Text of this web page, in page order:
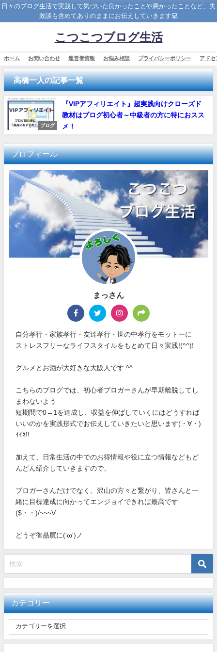
日々のブログ生活で実践して気づいた良かったことや悪かったことなど、失
敗談も含めてありのままにお伝えしていきます💻
こつこつブログ生活
ホーム お問い合わせ 運営者情報 お悩み相談 プライバシーポリシー アドセ
高橋一人の記事一覧
ブログ
『VIPアフィリエイト』超実践向けクローズド
教材はブログ初心者～中級者の方に特におスス
メ！
プロフィール
まっさん
自分孝行・家族孝行・友達孝行・世の中孝行をモットーに
ストレスフリーなライフスタイルをもとめて日々実践!(^^)!
グルメとお酒が大好きな大阪人です ^^
こちらのブログでは、初心者ブロガーさんが早期離脱してし
まわないよう
短期間で0→1を達成し、収益を伸ばしていくにはどうすれば
いいのかを実践形式でお伝えしていきたいと思います(・∀・)
ｲｲﾈ!!
加えて、日常生活の中でのお得情報や役に立つ情報などもど
んどん紹介していきますので、
ブロガーさんだけでなく、沢山の方々と繋がり、皆さんと一
緒に目標達成に向かってエンジョイできれば最高です
($・・)/~~~V
どうぞ御贔屓に('ω')ノ
カテゴリー